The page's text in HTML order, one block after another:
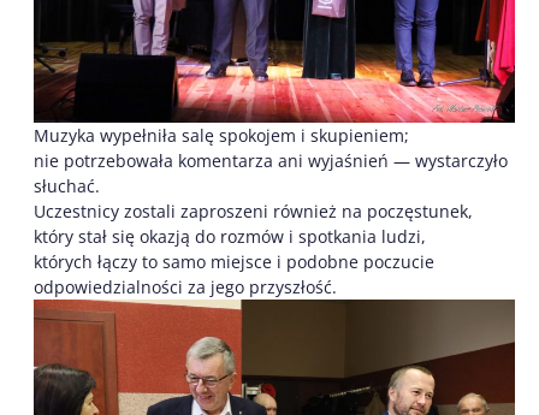
Muzyka wypełniła salę spokojem i skupieniem;
nie potrzebowała komentarza ani wyjaśnień — wystarczyło
słuchać.
Uczestnicy zostali zaproszeni również na poczęstunek,
który stał się okazją do rozmów i spotkania ludzi,
których łączy to samo miejsce i podobne poczucie
odpowiedzialności za jego przyszłość.